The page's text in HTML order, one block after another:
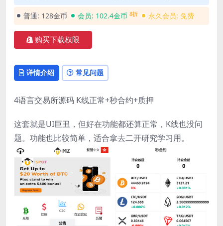
普通: 128金币 会员: 102.4金币 8折 永久会员: 免费
购买下载权限
详情介绍 常见问题
4语言交易所源码 K线正常+秒合约+质押
这套就是UI巨丑，但好在功能都还算正常，K线也没问
题。功能也比较简单，适合拿去二开研究学习用。